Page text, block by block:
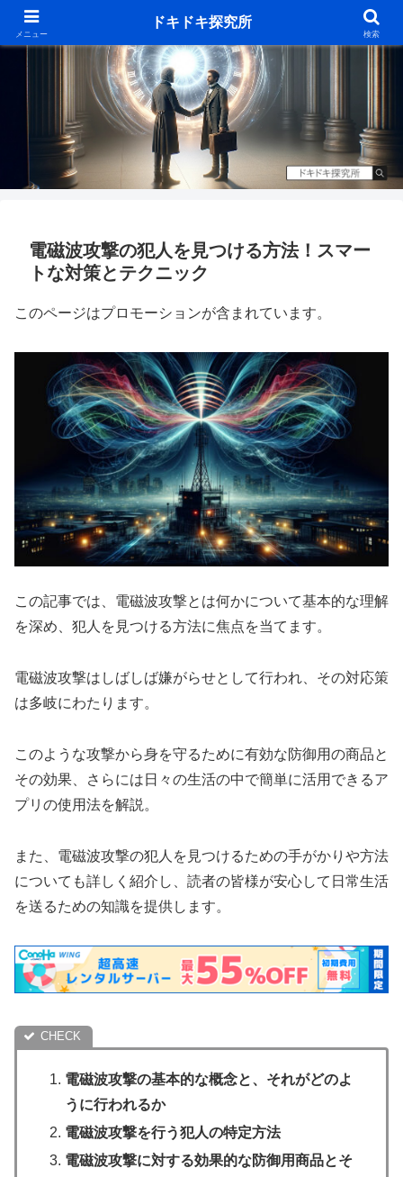
電磁波攻撃の犯人を見つける方法！スマー
トな対策とテクニック
このページはプロモーションが含まれています。
この記事では、電磁波攻撃とは何かについて基本的な理解
を深め、犯人を見つける方法に焦点を当てます。
電磁波攻撃はしばしば嫌がらせとして行われ、その対応策
は多岐にわたります。
このような攻撃から身を守るために有効な防御用の商品と
その効果、さらには日々の生活の中で簡単に活用できるア
プリの使用法を解説。
また、電磁波攻撃の犯人を見つけるための手がかりや方法
についても詳しく紹介し、読者の皆様が安心して日常生活
を送るための知識を提供します。
電磁波攻撃の基本的な概念と、それがどのよ
うに行われるか
電磁波攻撃を行う犯人の特定方法
電磁波攻撃に対する効果的な防御用商品とそ
メニュー
ドキドキ探究所
検索